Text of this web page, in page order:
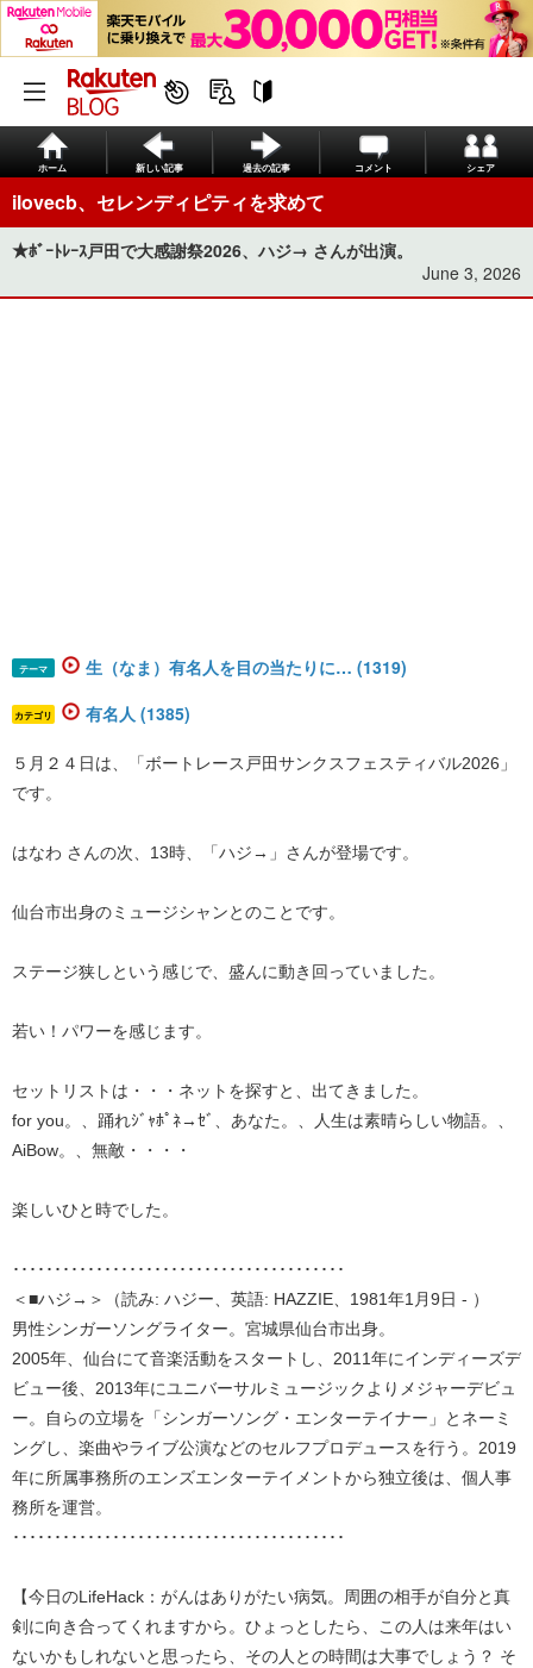
ホーム 新しい記事 過去の記事 コメント シェア
ilovecb、セレンディピティを求めて
★ﾎﾞｰﾄﾚｰｽ戸田で大感謝祭2026、ハジ→ さんが出演。
June 3, 2026
テーマ 生（なま）有名人を目の当たりに… (1319)
カテゴリ 有名人 (1385)
５月２４日は、「ボートレース戸田サンクスフェスティバル2026」
です。
はなわ さんの次、13時、「ハジ→」さんが登場です。
仙台市出身のミュージシャンとのことです。
ステージ狭しという感じで、盛んに動き回っていました。
若い！パワーを感じます。
セットリストは・・・ネットを探すと、出てきました。
for you。、踊れｼﾞｬﾎﾟﾈ→ｾﾞ、あなた。、人生は素晴らしい物語。、
AiBow。、無敵・・・・
楽しいひと時でした。
････････････････････････････････････････
＜■ハジ→＞（読み: ハジー、英語: HAZZIE、1981年1月9日 - ）
男性シンガーソングライター。宮城県仙台市出身。
2005年、仙台にて音楽活動をスタートし、2011年にインディーズデ
ビュー後、2013年にユニバーサルミュージックよりメジャーデビュ
ー。自らの立場を「シンガーソング・エンターテイナー」とネーミ
ングし、楽曲やライブ公演などのセルフプロデュースを行う。2019
年に所属事務所のエンズエンターテイメントから独立後は、個人事
務所を運営。
････････････････････････････････････････
【今日のLifeHack：がんはありがたい病気。周囲の相手が自分と真
剣に向き合ってくれますから。ひょっとしたら、この人は来年はい
ないかもしれないと思ったら、その人との時間は大事でしょう？ そ